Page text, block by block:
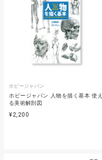
ホビージャパン
ホビージャパン 人物を描く基本 使え
る美術解剖図
¥2,200